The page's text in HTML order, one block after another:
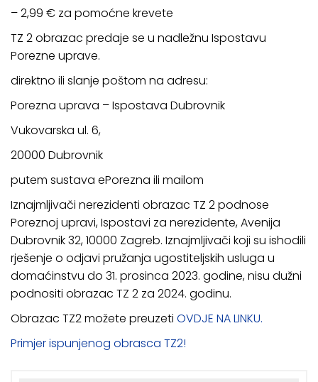
– 2,99 € za pomoćne krevete
TZ 2 obrazac predaje se u nadležnu Ispostavu
Porezne uprave.
direktno ili slanje poštom na adresu:
Porezna uprava – Ispostava Dubrovnik
Vukovarska ul. 6,
20000 Dubrovnik
putem sustava ePorezna ili mailom
Iznajmljivači nerezidenti obrazac TZ 2 podnose
Poreznoj upravi, Ispostavi za nerezidente, Avenija
Dubrovnik 32, 10000 Zagreb. Iznajmljivači koji su ishodili
rješenje o odjavi pružanja ugostiteljskih usluga u
domaćinstvu do 31. prosinca 2023. godine, nisu dužni
podnositi obrazac TZ 2 za 2024. godinu.
Obrazac TZ2 možete preuzeti OVDJE NA LINKU.
Primjer ispunjenog obrasca TZ2!